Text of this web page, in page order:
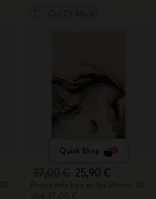
Quick Shop
25,90 €